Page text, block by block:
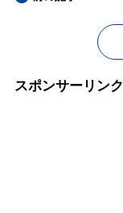
スポンサーリンク